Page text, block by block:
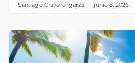
Santiago Cravero Igarza junio 8, 2026